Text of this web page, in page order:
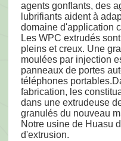
agents gonflants, des
lubrifiants aident à
domaine d'application
Les WPC extrudés
pleins et creux. Une
moulées par injection
panneaux de portes
téléphones
fabrication, les
dans une extrudeuse
granulés du nouveau
Notre usine de Huasu
d'extrusion.